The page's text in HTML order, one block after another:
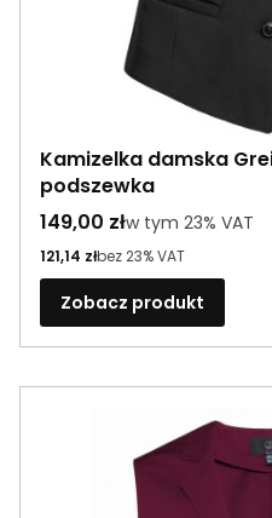
Kamizelka damska
podszewka
Cena brutto
149,00 złw tym %s VAT
w tym 23% VAT
Cena netto
121,14 złbez 23% VAT
Zobacz produkt